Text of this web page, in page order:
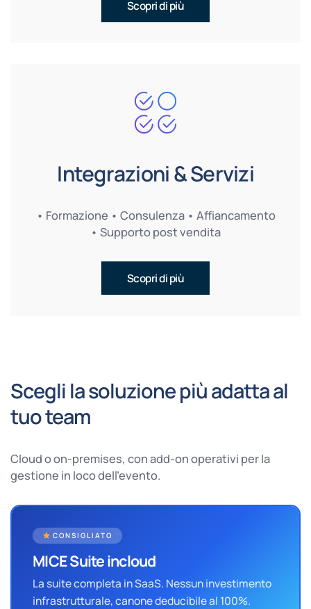
Scopri di più
Integrazioni & Servizi
• Formazione • Consulenza • Affiancamento
• Supporto post vendita
Scopri di più
Scegli la soluzione più adatta al
tuo team
Cloud o on-premises, con add-on operativi per la
gestione in loco dell’evento.
CONSIGLIATO
MICE Suite incloud
La suite completa in SaaS. Nessun investimento
infrastrutturale, canone deducibile al 100%.